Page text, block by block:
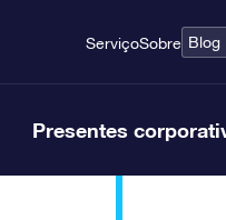
ServiçoSobre Blog
Presentes